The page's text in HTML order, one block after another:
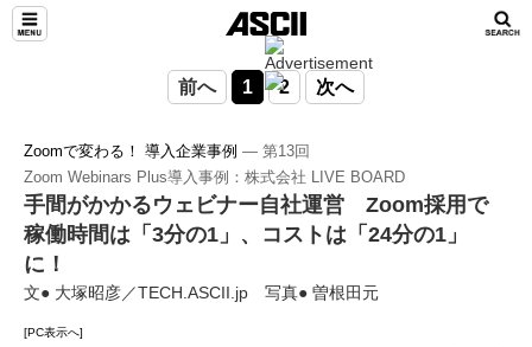
前へ 1 2 次へ
Zoomで変わる！ 導入企業事例 ― 第13回
Zoom Webinars Plus導入事例：株式会社 LIVE BOARD
手間がかかるウェビナー自社運営 Zoom採用で
稼働時間は「3分の1」、コストは「24分の1」
に！
文● 大塚昭彦／TECH.ASCII.jp 写真● 曽根田元
[PC表示へ]